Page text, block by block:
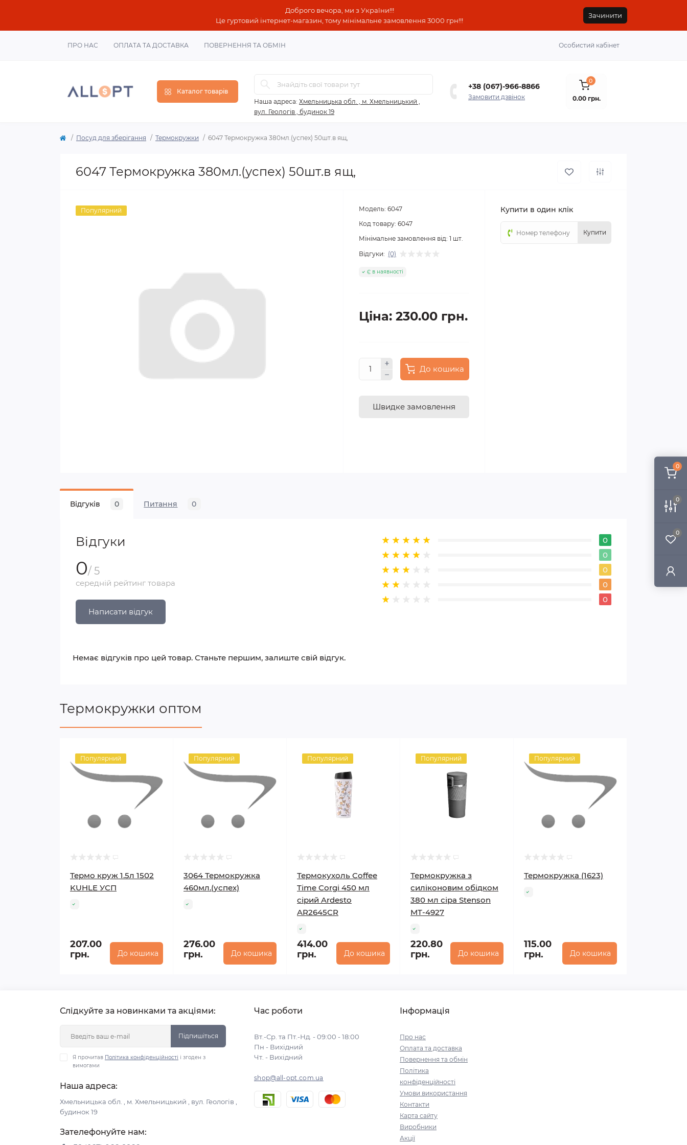
0
0
0
Доброго вечора, ми з України!!!
Це гуртовий інтернет-магазин, тому мінімальне замовлення 3000 грн!!!
Зачинити
ПРО НАС ОПЛАТА ТА ДОСТАВКА ПОВЕРНЕННЯ ТА ОБМІН Особистий кабінет
Каталог товарів
Наша адреса: Хмельницька обл. , м. Хмельницький ,
вул. Геологів , будинок 19
+38 (067)-966-8866
Замовити дзвінок
0
0.00 грн.
Посуд для зберігання Термокружки 6047 Термокружка 380мл.(успех) 50шт.в ящ,
6047 Термокружка 380мл.(успех) 50шт.в ящ,
Популярний Модель: 6047
Код товару: 6047
Мінімальне замовлення від: 1 шт.
Відгуки: (0)
Є в наявності
Ціна: 230.00 грн.
До кошика
Швидке замовлення
Купити в один клік
Купити
Відгуків 0 Питання 0
Відгуки
0/ 5
середній рейтинг товара
Написати відгук
0
0
0
0
0
Немає відгуків про цей товар. Станьте першим, залиште свій відгук.
Термокружки оптом
Популярний
Термо круж 1.5л 1502
KUHLE УСП
207.00
грн.
До кошика
Популярний
3064 Термокружка
460мл.(успех)
276.00
грн.
До кошика
Популярний
Термокухоль Coffee
Time Corgi 450 мл
сірий Ardesto
AR2645CR
414.00
грн.
До кошика
Популярний
Термокружка з
силіконовим обідком
380 мл сіра Stenson
MT-4927
220.80
грн.
До кошика
Популярний
Термокружка (1623)
115.00
грн.
До кошика
Слідкуйте за новинками та акціями:
Підпишіться
Я прочитав Політика конфіденційності і згоден з
вимогами
Наша адреса:
Хмельницька обл. , м. Хмельницький , вул. Геологів ,
будинок 19
Зателефонуйте нам:
Час роботи
Вт.-Ср. та Пт.-Нд. - 09:00 - 18:00
Пн - Вихідний
Чт. - Вихідний
shop@all-opt.com.ua
Інформація
Про нас
Оплата та доставка
Повернення та обмін
Політика
конфіденційності
Умови використання
Контакти
Карта сайту
Виробники
Акції